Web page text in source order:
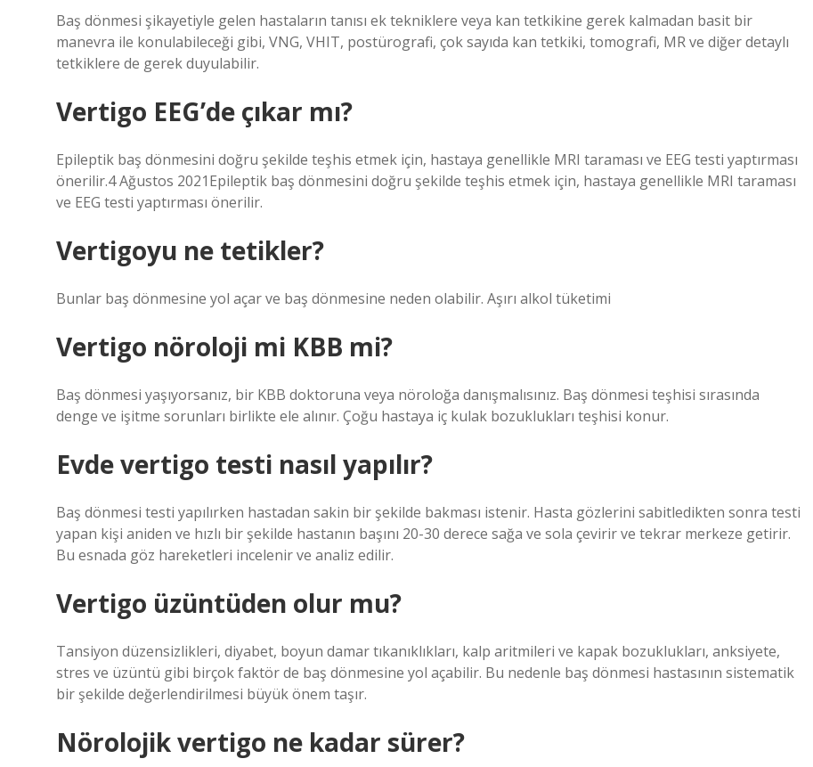
Baş dönmesi şikayetiyle gelen hastaların tanısı ek tekniklere veya kan tetkikine gerek kalmadan basit bir
manevra ile konulabileceği gibi, VNG, VHIT, postürografi, çok sayıda kan tetkiki, tomografi, MR ve diğer detaylı
tetkiklere de gerek duyulabilir.
Vertigo EEG’de çıkar mı?
Epileptik baş dönmesini doğru şekilde teşhis etmek için, hastaya genellikle MRI taraması ve EEG testi yaptırması
önerilir.4 Ağustos 2021Epileptik baş dönmesini doğru şekilde teşhis etmek için, hastaya genellikle MRI taraması
ve EEG testi yaptırması önerilir.
Vertigoyu ne tetikler?
Bunlar baş dönmesine yol açar ve baş dönmesine neden olabilir. Aşırı alkol tüketimi
Vertigo nöroloji mi KBB mi?
Baş dönmesi yaşıyorsanız, bir KBB doktoruna veya nöroloğa danışmalısınız. Baş dönmesi teşhisi sırasında
denge ve işitme sorunları birlikte ele alınır. Çoğu hastaya iç kulak bozuklukları teşhisi konur.
Evde vertigo testi nasıl yapılır?
Baş dönmesi testi yapılırken hastadan sakin bir şekilde bakması istenir. Hasta gözlerini sabitledikten sonra testi
yapan kişi aniden ve hızlı bir şekilde hastanın başını 20-30 derece sağa ve sola çevirir ve tekrar merkeze getirir.
Bu esnada göz hareketleri incelenir ve analiz edilir.
Vertigo üzüntüden olur mu?
Tansiyon düzensizlikleri, diyabet, boyun damar tıkanıklıkları, kalp aritmileri ve kapak bozuklukları, anksiyete,
stres ve üzüntü gibi birçok faktör de baş dönmesine yol açabilir. Bu nedenle baş dönmesi hastasının sistematik
bir şekilde değerlendirilmesi büyük önem taşır.
Nörolojik vertigo ne kadar sürer?